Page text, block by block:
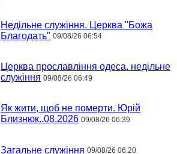
Недільне служіння. Церква "Божа
Благодать" 09/08/26 06:54
Церква прославління одеса. недільне
служіння 09/08/26 06:49
Як жити, щоб не померти. Юрій
Близнюк..08.2026 09/08/26 06:39
Загальне служіння 09/08/26 06:20